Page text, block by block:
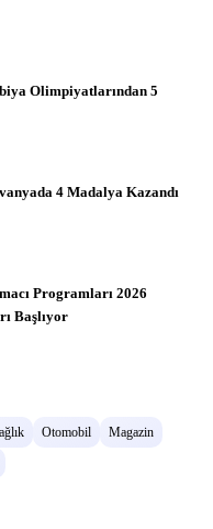
Olimpiyatlarından 5
4 Madalya Kazandı
Programları 2026
Başlıyor
Otomobil
Magazin